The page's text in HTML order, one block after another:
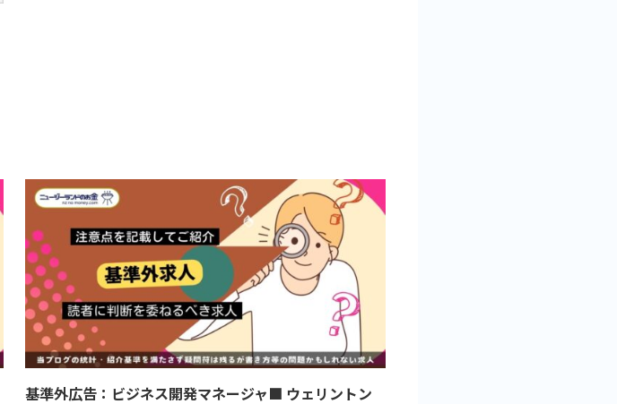
基準外広告：ビジネス開発マネージャ■ ウェリントン